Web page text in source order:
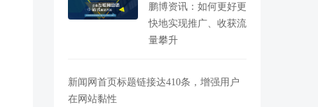
鹏博资讯：如何更好更
快地实现推广、收获流
量攀升
新闻网首页标题链接达410条，增强用户
在网站黏性